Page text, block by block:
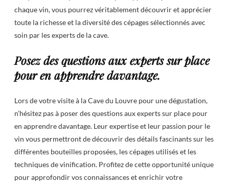
chaque vin, vous pourrez véritablement découvrir et apprécier
toute la richesse et la diversité des cépages sélectionnés avec
soin par les experts de la cave.
Posez des questions aux experts sur place
pour en apprendre davantage.
Lors de votre visite à la Cave du Louvre pour une dégustation,
n’hésitez pas à poser des questions aux experts sur place pour
en apprendre davantage. Leur expertise et leur passion pour le
vin vous permettront de découvrir des détails fascinants sur les
différentes bouteilles proposées, les cépages utilisés et les
techniques de vinification. Profitez de cette opportunité unique
pour approfondir vos connaissances et enrichir votre